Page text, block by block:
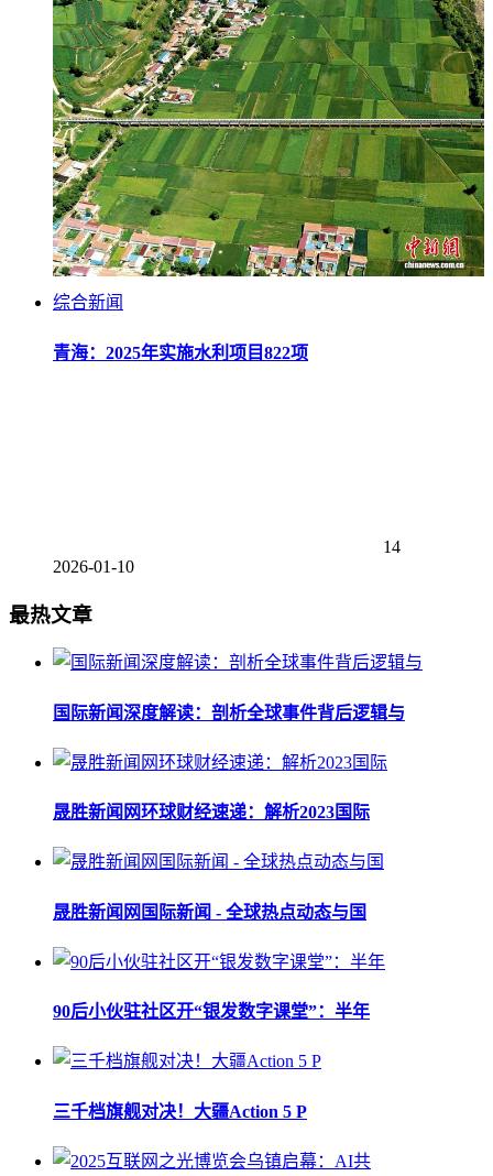
综合新闻
青海：2025年实施水利项目822项
14
2026-01-10
最热文章
国际新闻深度解读：剖析全球事件背后逻辑与
晟胜新闻网环球财经速递：解析2023国际
晟胜新闻网国际新闻 - 全球热点动态与国
90后小伙驻社区开“银发数字课堂”：半年
三千档旗舰对决！大疆Action 5 P